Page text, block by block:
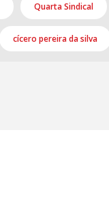
Quarta Sindical
cícero pereira da silva